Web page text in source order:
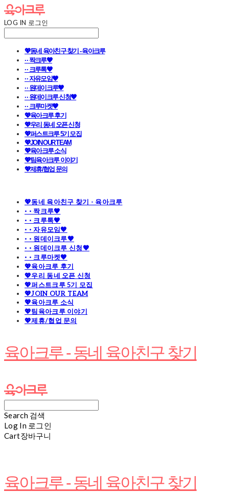
LOG IN 로그인
💖동네 육아친구 찾기 - 육아크루
· · 짝크루🧡
· · 크루톡🧡
· · 자유모임🧡
· · 원데이크루🧡
· · 원데이크루 신청🧡
· · 크루마켓🧡
💖육아크루 후기
💖우리 동네 오픈 신청
💖퍼스트크루 5기 모집
💖JOIN OUR TEAM
💖육아크루 소식
💖팀육아크루 이야기
💖제휴/협업 문의
💖동네 육아친구 찾기 - 육아크루
· · 짝크루🧡
· · 크루톡🧡
· · 자유모임🧡
· · 원데이크루🧡
· · 원데이크루 신청🧡
· · 크루마켓🧡
💖육아크루 후기
💖우리 동네 오픈 신청
💖퍼스트크루 5기 모집
💖JOIN OUR TEAM
💖육아크루 소식
💖팀육아크루 이야기
💖제휴/협업 문의
육아크루 - 동네 육아친구 찾기
Search 검색
Log In 로그인
Cart장바구니
육아크루 - 동네 육아친구 찾기